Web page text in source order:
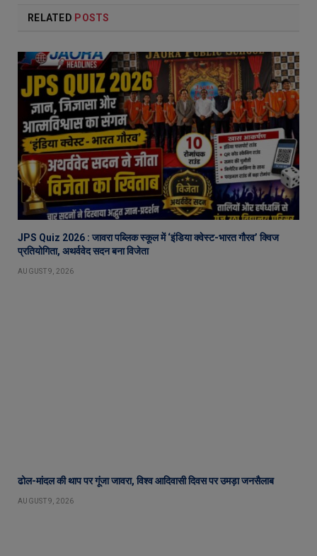
RELATED POSTS
JPS Quiz 2026 : जावरा पब्लिक स्कूल में ‘इंडिया क्वेस्ट-भारत गौरव’ क्विज
प्रतियोगिता, अथर्ववेद सदन बना विजेता
AUGUST 9, 2026
ढोल-मांदल की थाप पर गूंजा जावरा, विश्व आदिवासी दिवस पर उमड़ा जनसैलाब
AUGUST 9, 2026